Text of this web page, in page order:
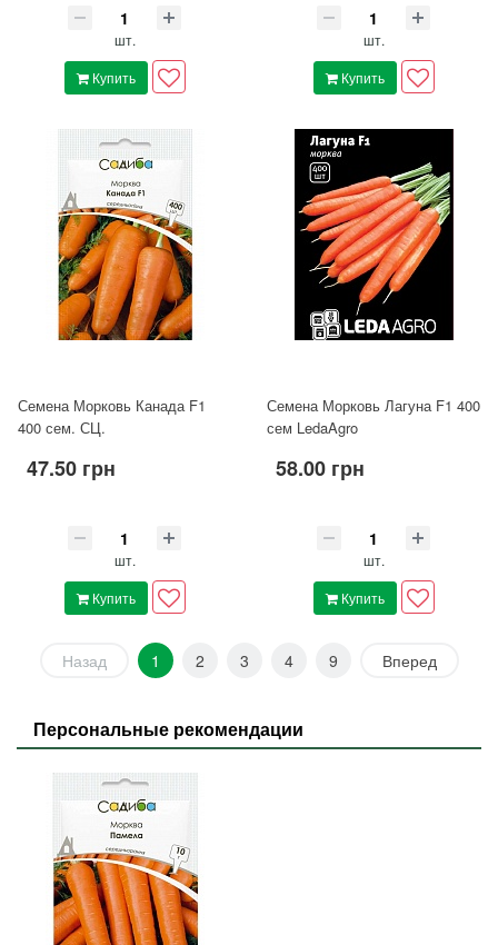
шт.
Купить
шт.
Купить
Семена Морковь Канада F1
400 сем. СЦ.
47.50 грн
шт.
Купить
Семена Морковь Лагуна F1 400
сем LedaAgro
58.00 грн
шт.
Купить
Назад 1 2 3 4 9 Вперед
Персональные рекомендации